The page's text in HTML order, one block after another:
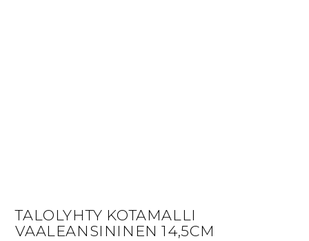
TALOLYHTY KOTAMALLI
VAALEANSININEN 14,5CM